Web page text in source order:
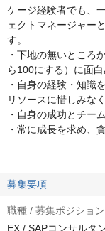
ケージ経験者でも、
ェクトマネージャー
す。
・下地の無いところ
ら100にする）に面
・自身の経験・知識
リソースに惜しみな
・自身の成功とチー
・常に成長を求め、
募集要項
職種 / 募集ポジショ
EX / SAPコンサルタ